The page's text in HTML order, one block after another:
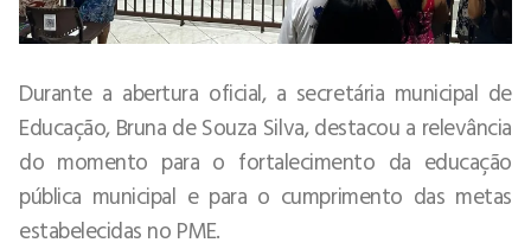
Durante a abertura oficial, a secretária municipal de
Educação, Bruna de Souza Silva, destacou a relevância
do momento para o fortalecimento da educação
pública municipal e para o cumprimento das metas
estabelecidas no PME.